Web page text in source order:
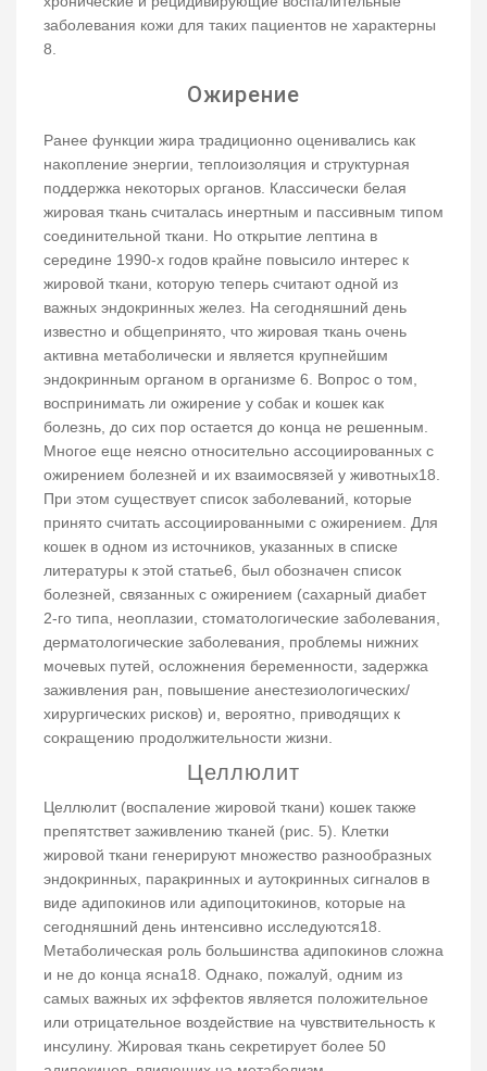
заболевания кожи для таких пациентов не характерны
8.
Ожирение
Ранее функции жира традиционно оценивались как
накопление энергии, теплоизоляция и структурная
поддержка некоторых органов. Классически белая
жировая ткань считалась инертным и пассивным типом
соединительной ткани. Но открытие лептина в
середине 1990-х годов крайне повысило интерес к
жировой ткани, которую теперь считают одной из
важных эндокринных желез. На сегодняшний день
известно и общепринято, что жировая ткань очень
активна метаболически и является крупнейшим
эндокринным органом в организме 6. Вопрос о том,
воспринимать ли ожирение у собак и кошек как
болезнь, до сих пор остается до конца не решенным.
Многое еще неясно относительно ассоциированных с
ожирением болезней и их взаимосвязей у животных18.
При этом существует список заболеваний, которые
принято считать ассоциированными с ожирением. Для
кошек в одном из источников, указанных в списке
литературы к этой статье6, был обозначен список
болезней, связанных с ожирением (сахарный диабет
2-го типа, неоплазии, стоматологические заболевания,
дерматологические заболевания, проблемы нижних
мочевых путей, осложнения беременности, задержка
заживления ран, повышение анестезиологических/
хирургических рисков) и, вероятно, приводящих к
сокращению продолжительности жизни.
Целлюлит
Целлюлит (воспаление жировой ткани) кошек также
препятствет заживлению тканей (рис. 5). Клетки
жировой ткани генерируют множество разнообразных
эндокринных, паракринных и аутокринных сигналов в
виде адипокинов или адипоцитокинов, которые на
сегодняшний день интенсивно исследуются18.
Метаболическая роль большинства адипокинов сложна
и не до конца ясна18. Однако, пожалуй, одним из
самых важных их эффектов является положительное
или отрицательное воздействие на чувствительность к
инсулину. Жировая ткань секретирует более 50